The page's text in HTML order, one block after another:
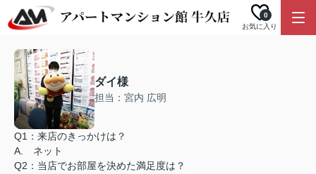
お気に入り
0
ダイ様
担当：宮内 広明
Q1：来店のきっかけは？
A. ネット
Q2：当店でお部屋を決めた満足度は？